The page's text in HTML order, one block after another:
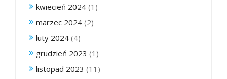
kwiecień 2024 (1)
marzec 2024 (2)
luty 2024 (4)
grudzień 2023 (1)
listopad 2023 (11)